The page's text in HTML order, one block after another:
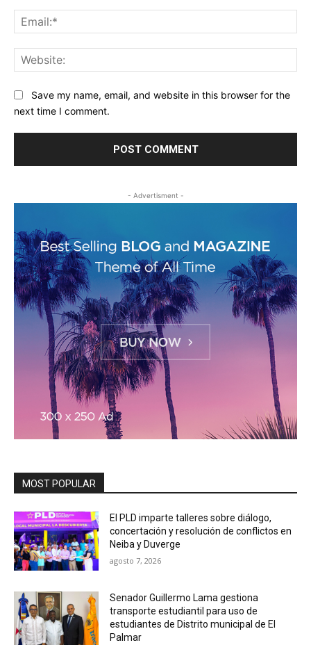
Save my name, email, and website in this browser for the
next time I comment.
- Advertisment -
MOST POPULAR
El PLD imparte talleres sobre diálogo,
concertación y resolución de conflictos en
Neiba y Duverge
agosto 7, 2026
Senador Guillermo Lama gestiona
transporte estudiantil para uso de
estudiantes de Distrito municipal de El
Palmar